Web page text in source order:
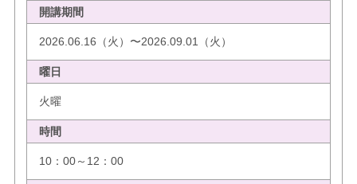
開講期間
2026.06.16（火）〜2026.09.01（火）
曜日
火曜
時間
10：00～12：00